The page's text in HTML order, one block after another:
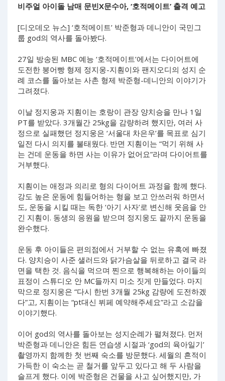
비주얼 아이돌 남매 문빈X문수아, ‘호적메이트’ 출격 예고
[디오데오 뉴스] ‘호적메이트’ 박준형과 데니안이 국민그
룹 god의 역사를 돌아봤다.
27일 방송된 MBC 예능 ‘호적메이트’에서는 다이어트에
도전한 붕어빵 형제 정지웅-지훤이와 팬지오디의 성지 순
례 코스를 돌아보는 사촌 형제 박준형-데니안의 이야기가
그려졌다.
이날 정지웅과 지훤이는 호랑이 관장 양치승을 만나 1일
PT를 받았다. 3개월간 25kg을 감량하려 했지만, 여러 사
정으로 실패했던 정지웅은 ‘서울대 차은우’를 목표로 심기
일전 다시 의지를 불태웠다. 반면 지훤이는 “먹기 위해 사
는 건데 운동을 하면 사는 이유가 없어요”라며 다이어트를
거부했다.
지훤이는 애정과 의리로 형의 다이어트 과정을 함께 했다.
강도 높은 운동에 힘들어하는 형을 보고 안쓰러워 하면서
도, 운동을 시킬 때는 독한 ‘아기 사자’로 변신해 웃음을 안
긴 지훤이. 동생의 응원을 받으며 정지웅도 끝까지 운동을
완수했다.
운동 후 아이들은 편의점에서 거부할 수 없는 유혹에 빠졌
다. 양치승이 사준 샐러드와 닭가슴살을 뒤로하고 결국 라
면을 택한 것. 음식을 먹으며 찐으로 행복해하는 아이들의
표정이 스튜디오 안 MC들까지 미소 짓게 만들었다. 마지
막으로 정지웅은 “다시 한번 3개월 25kg 감량에 도전하겠
다”고, 지훤이는 “pt대신 뷔페 예약해주세요”라고 소감을
이야기했다.
이어 god의 역사를 돌아보는 성지순례가 펼쳐졌다. 먼저
박준형과 데니안은 힘든 연습생 시절과 ‘god의 육아일기’
촬영까지 함께한 첫 번째 숙소를 방문했다. 세월의 흔적이
가득한 이 숙소는 곧 철거를 앞두고 있다고 해 두 사람을
슬프게 했다. 이에 박준형은 건물을 사고 싶어했지만, 가